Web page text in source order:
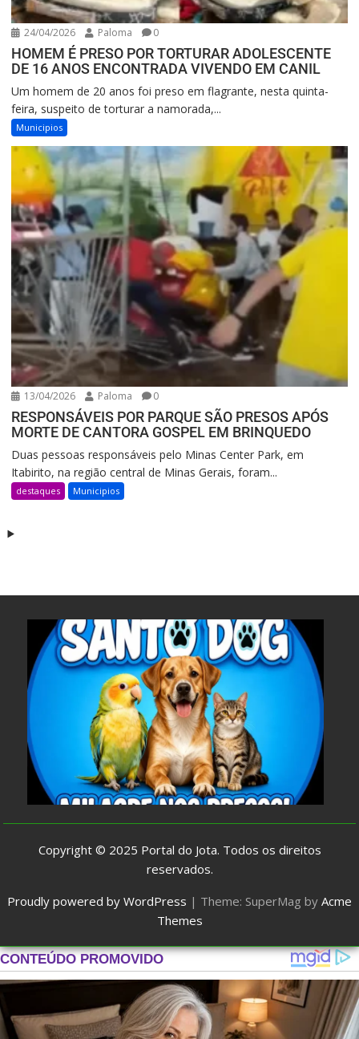
24/04/2026 Paloma 0
HOMEM É PRESO POR TORTURAR ADOLESCENTE
DE 16 ANOS ENCONTRADA VIVENDO EM CANIL
Um homem de 20 anos foi preso em flagrante, nesta quinta-
feira, suspeito de torturar a namorada,...
Municipios
13/04/2026 Paloma 0
RESPONSÁVEIS POR PARQUE SÃO PRESOS APÓS
MORTE DE CANTORA GOSPEL EM BRINQUEDO
Duas pessoas responsáveis pelo Minas Center Park, em
Itabirito, na região central de Minas Gerais, foram...
destaques Municipios
Copyright © 2025 Portal do Jota. Todos os direitos
reservados.
Proudly powered by WordPress | Theme: SuperMag by Acme
Themes